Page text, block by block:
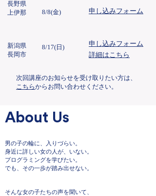
​長野県
上伊那
8/8(金) ​申し込みフォーム​
新潟県
長岡市
8/17(日)
​申し込みフォーム​
詳細はこちら
​次回講座のお知らせを受け取りたい方は、
こちらからお問い合わせください。
About Us
男の子の輪に、入りづらい。
身近に詳しい女の人が、いない。
プログラミングを学びたい。
でも、その一歩が踏み出せない。
そんな女の子たちの声を聞いて、